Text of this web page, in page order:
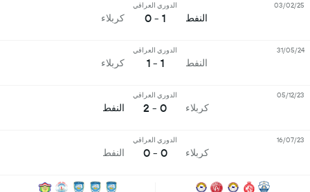
النفط
الدوري العراقي
1 - 0 كربلاء
03/02/25
النفط
الدوري العراقي
1 - 1 كربلاء
31/05/24
كربلاء
الدوري العراقي
0 - 2 النفط
05/12/23
كربلاء
الدوري العراقي
0 - 0 النفط
16/07/23